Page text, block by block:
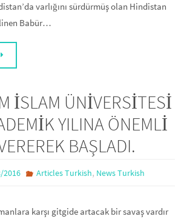
varlığını sürdürmüş olan Hindistan
Babür…
İSLAM ÜNİVERSİTESİ
YILINA ÖNEMLİ
BAŞLADI.
2016 Articles Turkish, News Turkish
karşı gitgide artacak bir savaş vardır